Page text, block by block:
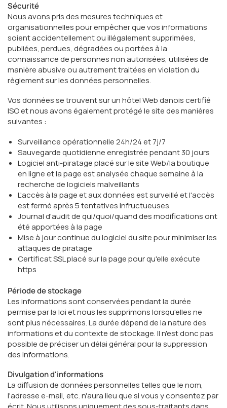
Sécurité
Nous avons pris des mesures techniques et
organisationnelles pour empêcher que vos informations
soient accidentellement ou illégalement supprimées,
publiées, perdues, dégradées ou portées à la
connaissance de personnes non autorisées, utilisées de
manière abusive ou autrement traitées en violation du
règlement sur les données personnelles.
Vos données se trouvent sur un hôtel Web danois certifié
ISO et nous avons également protégé le site des manières
suivantes :
Surveillance opérationnelle 24h/24 et 7j/7
Sauvegarde quotidienne enregistrée pendant 30 jours
Logiciel anti-piratage placé sur le site Web/la boutique
en ligne et la page est analysée chaque semaine à la
recherche de logiciels malveillants
L'accès à la page et aux données est surveillé et l'accès
est fermé après 5 tentatives infructueuses.
Journal d'audit de qui/quoi/quand des modifications ont
été apportées à la page
Mise à jour continue du logiciel du site pour minimiser les
attaques de piratage
Certificat SSL placé sur la page pour qu'elle exécute
https
Période de stockage
Les informations sont conservées pendant la durée
permise par la loi et nous les supprimons lorsqu'elles ne
sont plus nécessaires. La durée dépend de la nature des
informations et du contexte de stockage. Il n'est donc pas
possible de préciser un délai général pour la suppression
des informations.
Divulgation d'informations
La diffusion de données personnelles telles que le nom,
l'adresse e-mail, etc. n'aura lieu que si vous y consentez par